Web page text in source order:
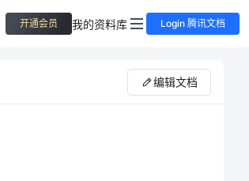
开通会员 我的资料库 Login 腾讯文档
编辑文档